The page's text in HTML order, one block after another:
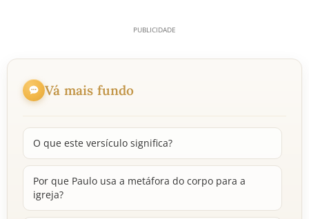
Vá mais fundo
O que este versículo significa?
Por que Paulo usa a metáfora do corpo para a
igreja?